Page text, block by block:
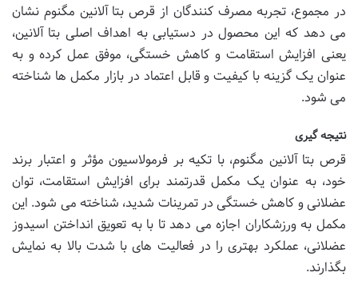
در مجموع، تجربه مصرف کنندگان از قرص بتا آلانین مگنوم نشان
می دهد که این محصول در دستیابی به اهداف اصلی بتا آلانین،
یعنی افزایش استقامت و کاهش خستگی، موفق عمل کرده و به
عنوان یک گزینه با کیفیت و قابل اعتماد در بازار مکمل ها شناخته
می شود.
نتیجه گیری
قرص بتا آلانین مگنوم، با تکیه بر فرمولاسیون مؤثر و اعتبار برند
خود، به عنوان یک مکمل قدرتمند برای افزایش استقامت، توان
عضلانی و کاهش خستگی در تمرینات شدید، شناخته می شود. این
مکمل به ورزشکاران اجازه می دهد تا با به تعویق انداختن اسیدوز
عضلانی، عملکرد بهتری را در فعالیت های با شدت بالا به نمایش
بگذارند.